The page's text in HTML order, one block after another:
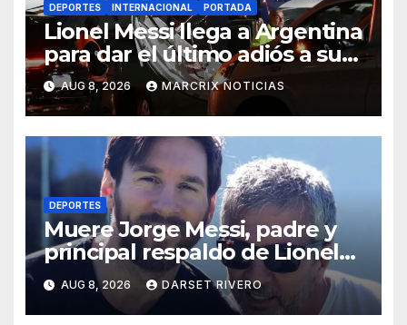
DEPORTES INTERNACIONAL PORTADA
Lionel Messi llega a Argentina
para dar el último adiós a su
padre
AUG 8, 2026 MARCRIX NOTICIAS
DEPORTES
Muere Jorge Messi, padre y
principal respaldo de Lionel
Messi, a los 68 años
AUG 8, 2026 DARSET RIVERO